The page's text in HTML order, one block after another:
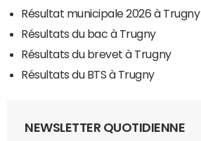
Résultat municipale 2026 à Trugny
Résultats du bac à Trugny
Résultats du brevet à Trugny
Résultats du BTS à Trugny
NEWSLETTER QUOTIDIENNE